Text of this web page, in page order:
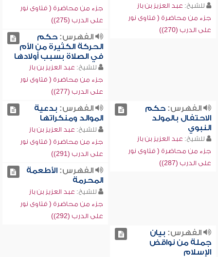
للشيخ: عبد العزيز بن باز
جزء من محاضرة ( فتاوى نور
على الدرب (270))
جزء من محاضرة ( فتاوى نور
على الدرب (275))
الفهرس:حكم
الحركة الكثيرة من الأم
في الصلاة بسبب أولادها
للشيخ: عبد العزيز بن باز
جزء من محاضرة ( فتاوى نور
على الدرب (277))
الفهرس:حكم
الاحتفال بالمولد
النبوي
للشيخ: عبد العزيز بن باز
جزء من محاضرة ( فتاوى نور
على الدرب (287))
الفهرس: بدعية
الموالد ومنكراتها
للشيخ: عبد العزيز بن باز
جزء من محاضرة ( فتاوى نور
على الدرب (291))
الفهرس:الأطعمة
المحرمة
للشيخ: عبد العزيز بن باز
جزء من محاضرة ( فتاوى نور
على الدرب (292))
الفهرس: بيان
جملة من نواقض
الإسلام